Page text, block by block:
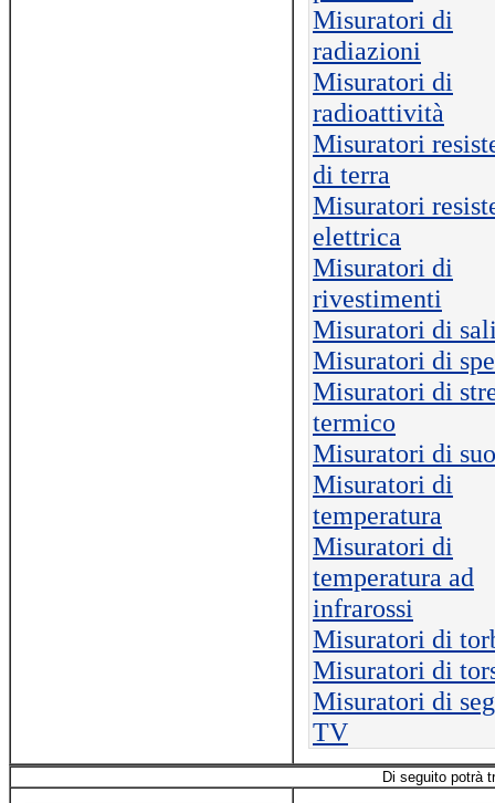
Misuratori di
radiazioni
Misuratori di
radioattività
Misuratori
di terra
Misuratori
elettrica
Misuratori di
rivestimenti
Misuratori di
Misuratori di
Misuratori di
termico
Misuratori di
Misuratori di
temperatura
Misuratori di
temperatura ad
infrarossi
Misuratori di
Misuratori di
Misuratori di
TV
Di seguito potrà